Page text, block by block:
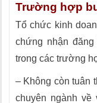
Trường hợp
Tổ chức kinh
chứng nhận
trong các trường
– Không còn tuân
chuyên ngành về